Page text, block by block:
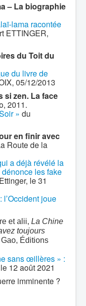
– La biographie
lama racontée
ETTINGER,
du Toit du
du livre de
05/12/2013
si zen. La face
2011.
» du
en finir avec
Route de la
a déjà révélé la
dénonce les fake
le 31
l’Occident joue
et alii, La Chine
toujours
Éditions
sans œillères » :
12 août 2021
imminente ?